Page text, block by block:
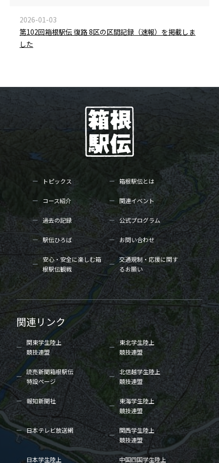
2026-01-03
第102回箱根駅伝 復路 8区の区間記録（速報）を掲載しま
した
トピックス 箱根駅伝とは
コース紹介 関連イベント
過去の記録 公式プログラム
駅伝ひろば お問い合わせ
安心・安全に楽しむ箱
根駅伝観戦
交通規制・応援に関す
るお願い
関連リンク
関東学生陸上
競技連盟
東北学生陸上
競技連盟
読売新聞箱根駅伝
特設ページ
北信越学生陸上
競技連盟
報知新聞社
東海学生陸上
競技連盟
日本テレビ放送網
関西学生陸上
競技連盟
日本学生陸上 中国四国学生陸上